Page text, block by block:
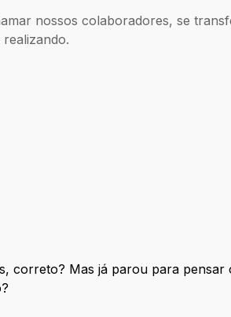
nossos colaboradores, se
correto? Mas já parou para pensar